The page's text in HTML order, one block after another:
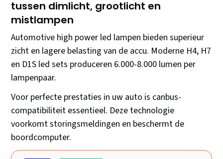
tussen dimlicht, grootlicht en
mistlampen
Automotive high power led lampen bieden superieur
zicht en lagere belasting van de accu. Moderne H4, H7
en D1S led sets produceren 6.000-8.000 lumen per
lampenpaar.
Voor perfecte prestaties in uw auto is canbus-
compatibiliteit essentieel. Deze technologie
voorkomt storingsmeldingen en beschermt de
boordcomputer.